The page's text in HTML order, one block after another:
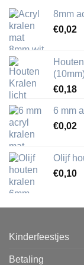
8mm
€0,02
€0,18
6 mm
€0,02
Olijf
€0,10
Kinderfeestjes
Betaling